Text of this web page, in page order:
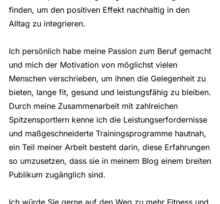
finden, um den positiven Effekt nachhaltig in den
Alltag zu integrieren.
Ich persönlich habe meine Passion zum Beruf gemacht
und mich der Motivation von möglichst vielen
Menschen verschrieben, um ihnen die Gelegenheit zu
bieten, lange fit, gesund und leistungsfähig zu bleiben.
Durch meine Zusammenarbeit mit zahlreichen
Spitzensportlern kenne ich die Leistungserfordernisse
und maßgeschneiderte Trainingsprogramme hautnah,
ein Teil meiner Arbeit besteht darin, diese Erfahrungen
so umzusetzen, dass sie in meinem Blog einem breiten
Publikum zugänglich sind.
Ich würde Sie gerne auf den Weg zu mehr Fitness und